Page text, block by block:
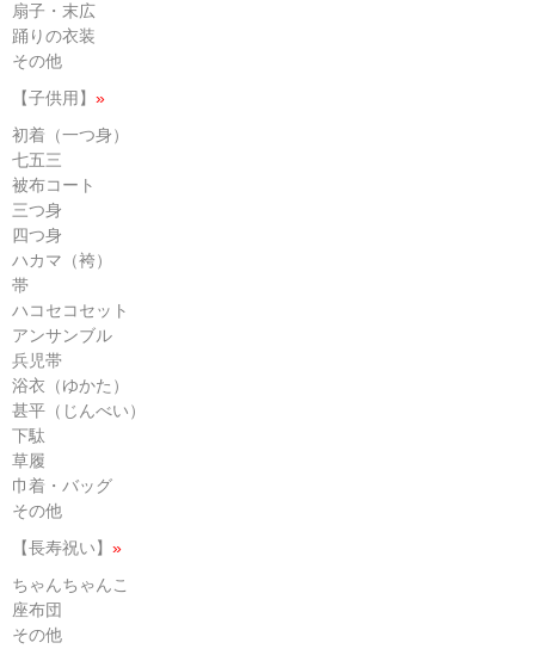
扇子・末広
踊りの衣装
その他
【子供用】 »
初着（一つ身）
七五三
被布コート
三つ身
四つ身
ハカマ（袴）
帯
ハコセコセット
アンサンブル
兵児帯
浴衣（ゆかた）
甚平（じんべい）
下駄
草履
巾着・バッグ
その他
【長寿祝い】 »
ちゃんちゃんこ
座布団
その他